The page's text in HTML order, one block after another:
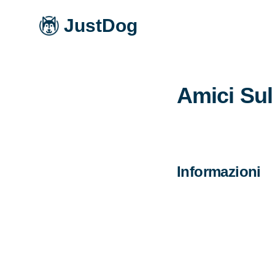
JustDog
Amici
Informazioni